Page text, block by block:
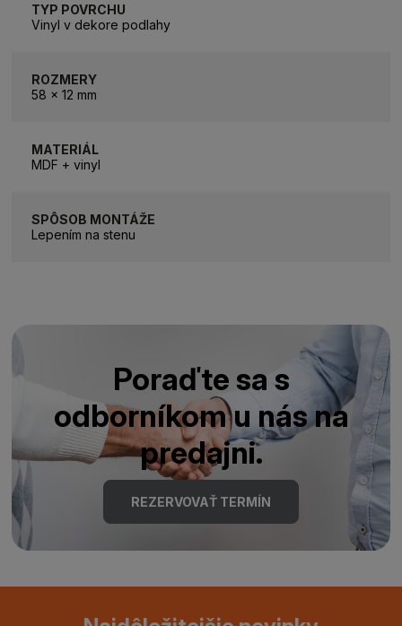
TYP POVRCHU
Vinyl v dekore podlahy
ROZMERY
58 x 12 mm
MATERIÁL
MDF + vinyl
SPÔSOB MONTÁŽE
Lepením na stenu
Poraďte sa s
odborníkom u nás na
predajni.
REZERVOVAŤ TERMÍN